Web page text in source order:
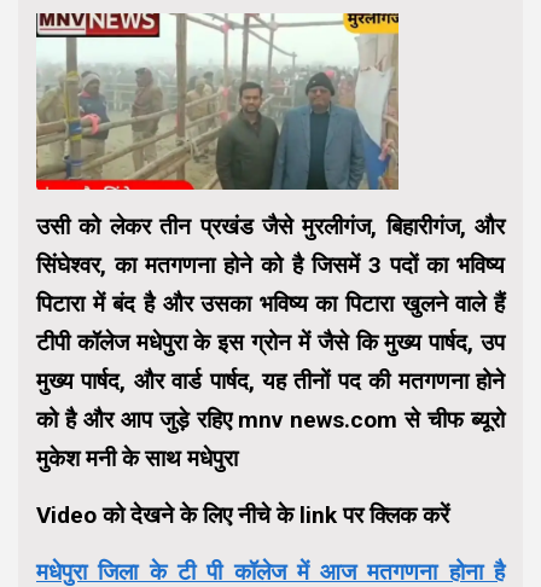
उसी को लेकर तीन प्रखंड जैसे मुरलीगंज, बिहारीगंज, और
सिंघेश्वर, का मतगणना होने को है जिसमें 3 पदों का भविष्य
पिटारा में बंद है और उसका भविष्य का पिटारा खुलने वाले हैं
टीपी कॉलेज मधेपुरा के इस ग्रोन में जैसे कि मुख्य पार्षद, उप
मुख्य पार्षद, और वार्ड पार्षद, यह तीनों पद की मतगणना होने
को है और आप जुड़े रहिए mnv news.com से चीफ ब्यूरो
मुकेश मनी के साथ मधेपुरा
Video को देखने के लिए नीचे के link पर क्लिक करें
मधेपुरा जिला के टी पी कॉलेज में आज मतगणना होना है